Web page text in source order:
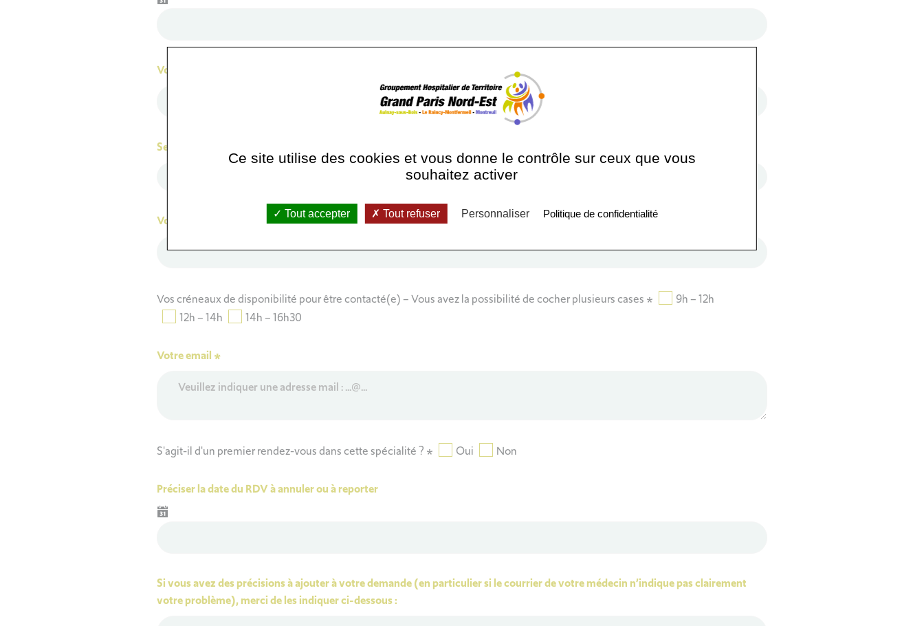
Votre prénom
Sexe
Votre numéro de téléphone (portable de préférence)*
Vos créneaux de disponibilité pour être contacté(e) – Vous avez la possibilité de cocher plusieurs cases *
9h – 12h
12h – 14h
14h – 16h30
Votre email *
S'agit-il d'un premier rendez-vous dans cette spécialité ? * Oui Non
Préciser la date du RDV à annuler ou à reporter
Si vous avez des précisions à ajouter à votre demande (en particulier si le courrier de votre médecin n’indique pas clairement
votre problème), merci de les indiquer ci-dessous :
Ce site utilise des cookies et vous donne le contrôle sur ceux que vous
souhaitez activer
Tout accepter Tout refuser Personnaliser Politique de confidentialité